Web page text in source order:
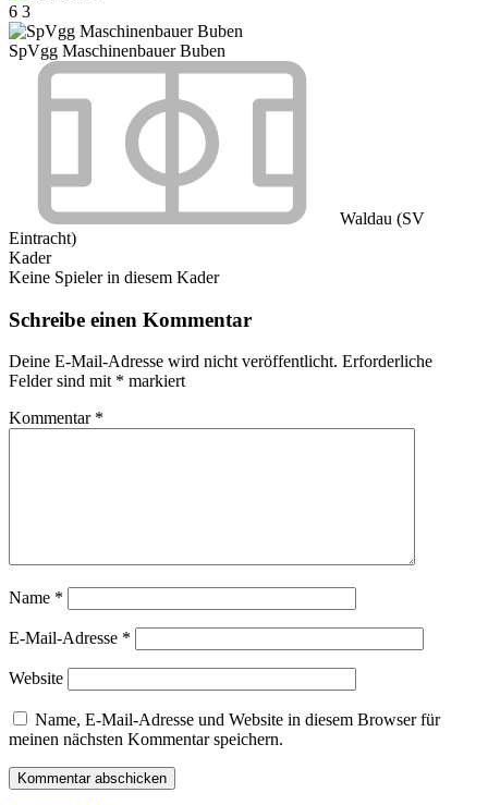
6 3
SpVgg Maschinenbauer Buben
Waldau (SV
Eintracht)
Kader
Keine Spieler in diesem Kader
Schreibe einen Kommentar
Deine E-Mail-Adresse wird nicht veröffentlicht. Erforderliche
Felder sind mit * markiert
Kommentar *
Name *
E-Mail-Adresse *
Website
Name, E-Mail-Adresse und Website in diesem Browser für
meinen nächsten Kommentar speichern.